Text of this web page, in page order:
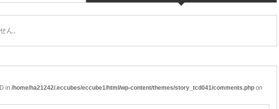
ん。
in /home/ha21242/.eccubes/eccube1/html/wp-content/themes/story_tcd041/comments.php on